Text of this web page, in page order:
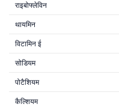
राइबोफ्लेविन
थायमिन
विटामिन ई
सोडियम
पोटैशियम
कैल्शियम